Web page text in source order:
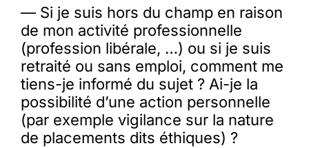
— Si je suis hors du champ en raison
de mon activité professionnelle
(profession libérale, …) ou si je suis
retraité ou sans emploi, comment me
tiens-je informé du sujet ? Ai-je la
possibilité d’une action personnelle
(par exemple vigilance sur la nature
de placements dits éthiques) ?